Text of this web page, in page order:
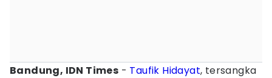
Bandung, IDN Times - Taufik Hidayat, tersangka